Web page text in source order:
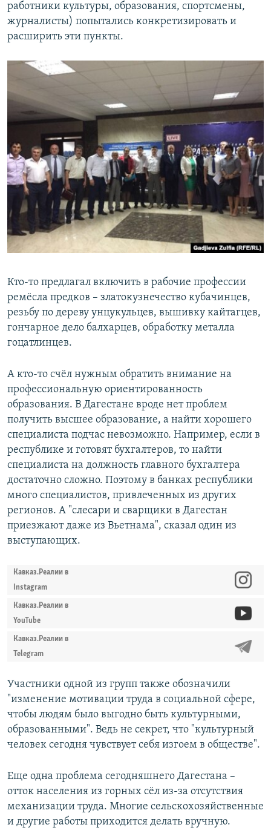
работники культуры, образования, спортсмены,
журналисты) попытались конкретизировать и
расширить эти пункты.
Кто-то предлагал включить в рабочие профессии
ремёсла предков – златокузнечество кубачинцев,
резьбу по дереву унцукульцев, вышивку кайтагцев,
гончарное дело балхарцев, обработку металла
гоцатлинцев.
А кто-то счёл нужным обратить внимание на
профессиональную ориентированность
образования. В Дагестане вроде нет проблем
получить высшее образование, а найти хорошего
специалиста подчас невозможно. Например, если в
республике и готовят бухгалтеров, то найти
специалиста на должность главного бухгалтера
достаточно сложно. Поэтому в банках республики
много специалистов, привлеченных из других
регионов. А "слесари и сварщики в Дагестан
приезжают даже из Вьетнама", сказал один из
выступающих.
Кавказ.Реалии в
Instagram
Кавказ.Реалии в
YouTube
Кавказ.Реалии в
Telegram
Участники одной из групп также обозначили
"изменение мотивации труда в социальной сфере,
чтобы людям было выгодно быть культурными,
образованными". Ведь не секрет, что "культурный
человек сегодня чувствует себя изгоем в обществе".
Еще одна проблема сегодняшнего Дагестана –
отток населения из горных сёл из-за отсутствия
механизации труда. Многие сельскохозяйственные
и другие работы приходится делать вручную.